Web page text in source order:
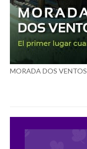
MORADA DOS VENTOS